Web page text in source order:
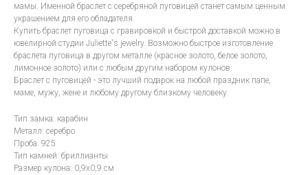
мамы. Именной браслет с серебряной пуговицей станет самым ценным
украшением для его обладателя.
Купить браслет пуговица с гравировкой и быстрой доставкой можно в
ювелирной студии Juliette's jewelry. Возможно быстрое изготовление
браслета пуговица в другом металле (красное золото, белое золото,
лимонное золото) или с любым другим набором кулонов.
Браслет с пуговицей - это лучший подарок на любой праздник папе,
маме, мужу, жене и любому другому близкому человеку.
Тип замка: карабин
Металл: серебро
Проба: 925
Тип камней: бриллианты
Размер кулона: 0,9x0,9 см